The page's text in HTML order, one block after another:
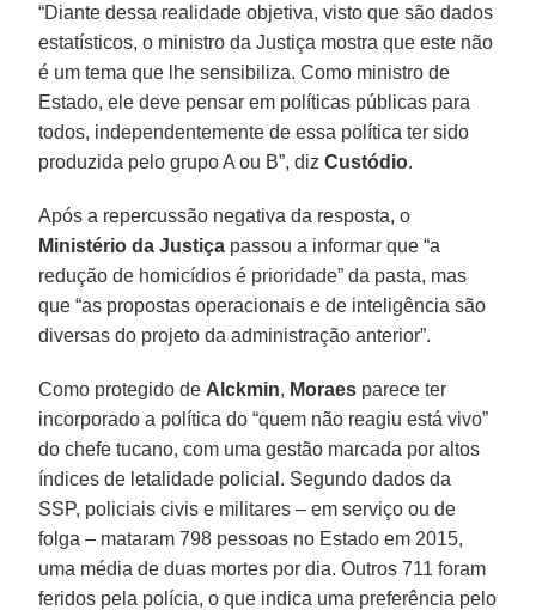
“Diante dessa realidade objetiva, visto que são dados
estatísticos, o ministro da Justiça mostra que este não
é um tema que lhe sensibiliza. Como ministro de
Estado, ele deve pensar em políticas públicas para
todos, independentemente de essa política ter sido
produzida pelo grupo A ou B”, dizCustódio.
Após a repercussão negativa da resposta, o
Ministério da Justiça passou a informar que “a
redução de homicídios é prioridade” da pasta, mas
que “as propostas operacionais e de inteligência são
diversas do projeto da administração anterior”.
Como protegido de Alckmin, Moraes parece ter
incorporado a política do “quem não reagiu está vivo”
do chefe tucano, com uma gestão marcada por altos
índices de letalidade policial. Segundo dados da
SSP, policiais civis e militares – em serviço ou de
folga – mataram 798 pessoas no Estado em 2015,
uma média de duas mortes por dia. Outros 711 foram
feridos pela polícia, o que indica uma preferência pelo